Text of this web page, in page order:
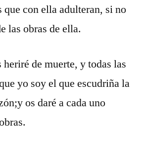
con ella adulteran, si no
las obras de ella.
de muerte, y todas las
yo soy el que escudriña la
os daré a cada uno